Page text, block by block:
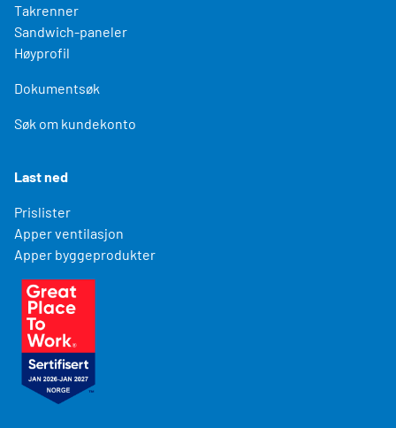
Takrenner
Sandwich-paneler
Høyprofil
Dokumentsøk
Søk om kundekonto
Last ned
Prislister
Apper ventilasjon
Apper byggeprodukter